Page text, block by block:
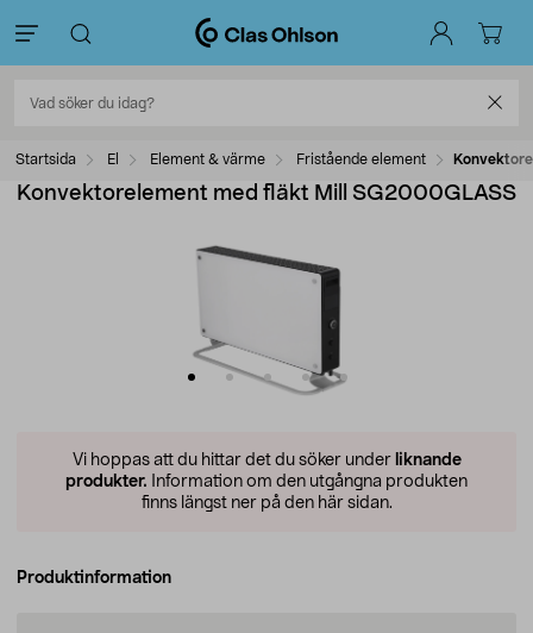
Startsida El Element & värme Fristående element
Konvektorelement med fläkt Mill SG2000GLASS
Vi hoppas att du hittar det du söker under liknande
produkter. Information om den utgångna produkten
finns längst ner på den här sidan.
Produktinformation